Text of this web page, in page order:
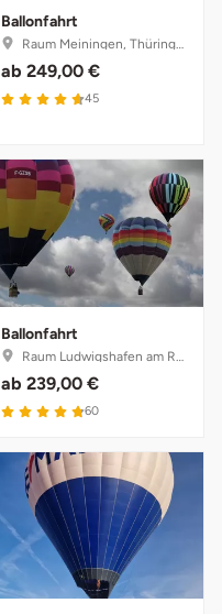
Ballonfahrt
Raum Meiningen, Thüringen
ab 249,00 €
45
Ballonfahrt
Raum Ludwigshafen am Rhein, Rheinland-Pfalz
ab 239,00 €
60